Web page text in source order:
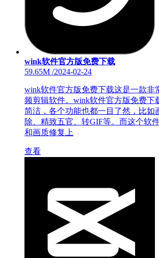
wink软件官方版免费下载
59.65M /2024-02-24
wink软件官方版免费下载这是一款非
频剪辑软件。wink软件官方版免费下
简洁，各个功能也都一目了然，比如
除、精致五官、转GIF等。而这个软
和画质修复上
查看